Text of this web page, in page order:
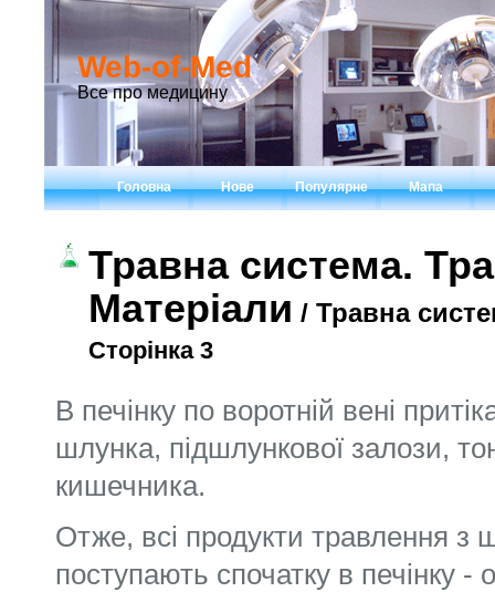
Web-of-Med
Все про медицину
Головна Нове Популярне Мапа
Травна система.
Матеріали / Травна
Сторінка 3
В печінку по воротній вені
шлунка, підшлунко­вої залози,
кишечника.
Отже, всі продукти травлення з
поступають спочат­ку в печінку -